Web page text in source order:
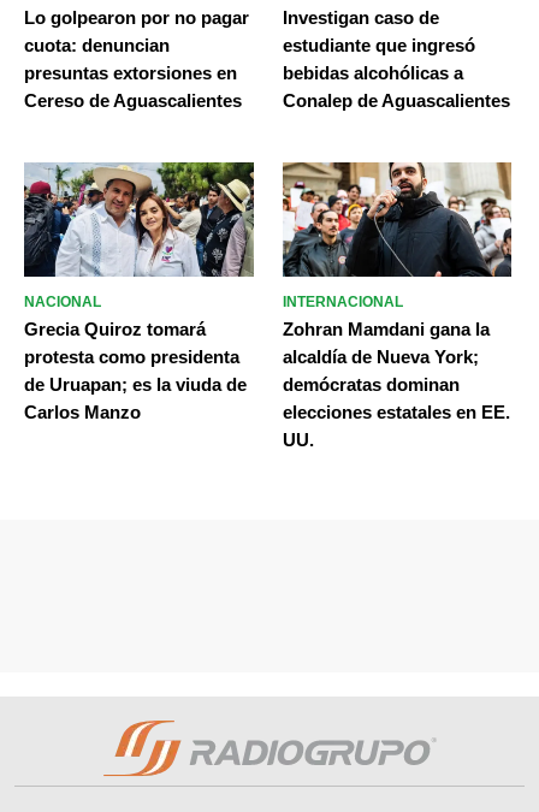
Lo golpearon por no pagar
cuota: denuncian
presuntas extorsiones en
Cereso de Aguascalientes
Investigan caso de
estudiante que ingresó
bebidas alcohólicas a
Conalep de Aguascalientes
NACIONAL
Grecia Quiroz tomará
protesta como presidenta
de Uruapan; es la viuda de
Carlos Manzo
INTERNACIONAL
Zohran Mamdani gana la
alcaldía de Nueva York;
demócratas dominan
elecciones estatales en EE.
UU.